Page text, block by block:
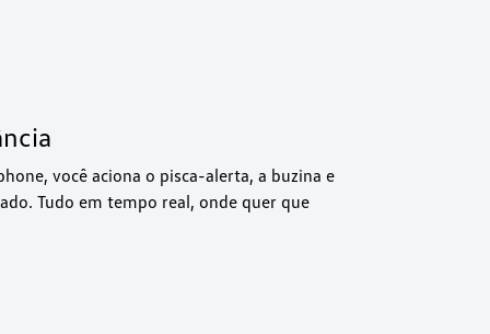
você aciona o pisca-alerta, a buzina e
Tudo em tempo real, onde quer que